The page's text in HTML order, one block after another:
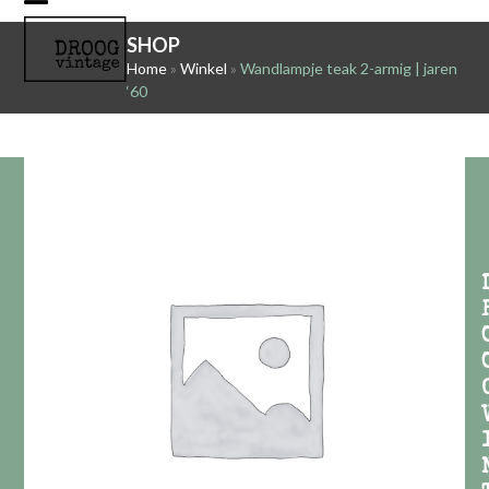
Skip
content
Open
mobile
Close
mobile
SHOP
Home» Winkel » Wandlampje teak 2-armig | jaren
‘60